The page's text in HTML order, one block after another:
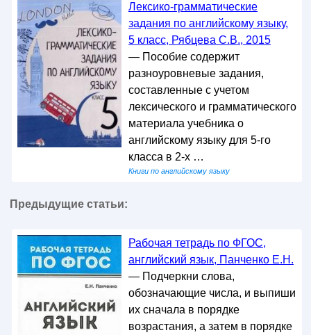
Лексико-грамматические
задания по английскому языку,
5 класс, Рябцева С.В., 2015
— Пособие содержит
разноуровневые задания,
составленные с учетом
лексического и грамматического
материала учебника о
английскому языку для 5-го
класса в 2-х …
Книги по английскому языку
Предыдущие статьи:
Рабочая тетрадь по ФГОС,
английский язык, Панченко Е.Н.
— Подчеркни слова,
обозначающие числа, и выпиши
их сначала в порядке
возрастания, а затем в порядке